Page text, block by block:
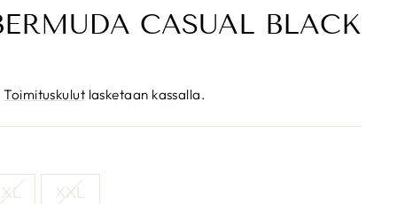
CASUAL BLACK
Toimituskulut lasketaan kassalla.
XL XXL